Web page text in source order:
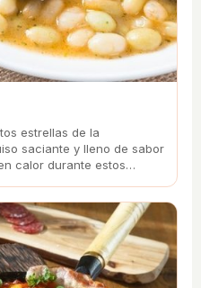
estrellas de la
saciante y lleno de sabor
calor durante estos